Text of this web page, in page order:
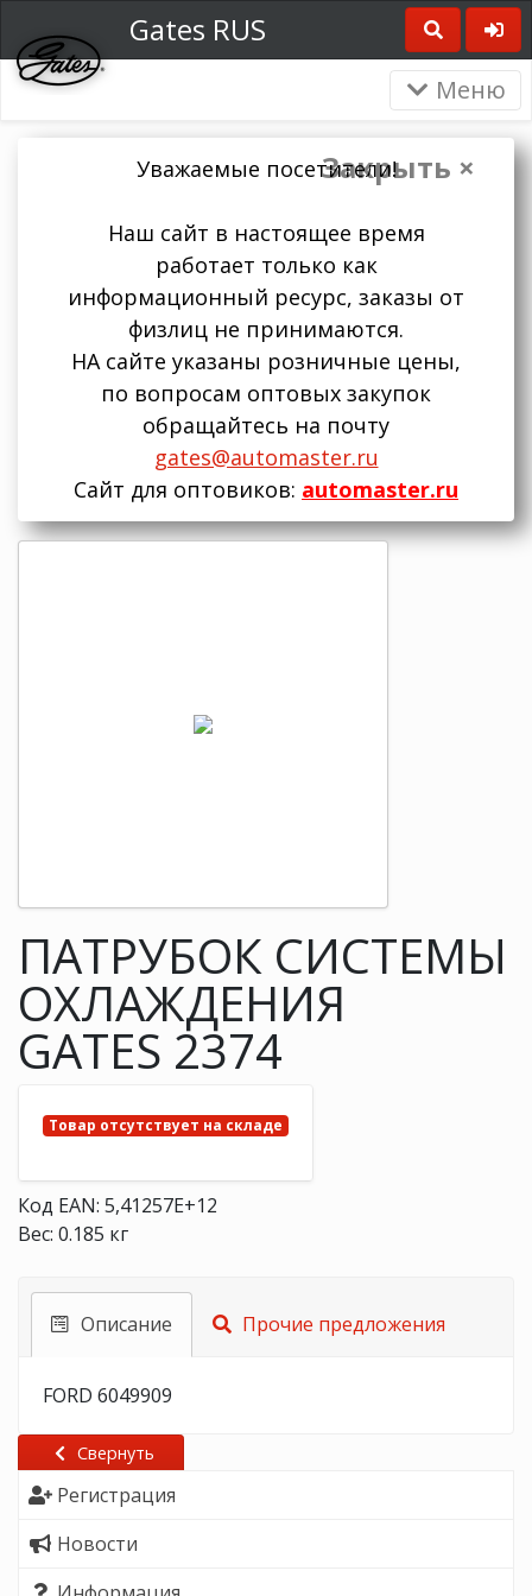
Gates RUS
Меню
Закрыть ×
Уважаемые посетители!
Наш сайт в настоящее время
работает только как
информационный ресурс, заказы от
физлиц не принимаются.
НА сайте указаны розничные цены,
по вопросам оптовых закупок
обращайтесь на почту
gates@automaster.ru
Сайт для оптовиков: automaster.ru
Свернуть
Регистрация
Новости
ПАТРУБОК СИСТЕМЫ
ОХЛАЖДЕНИЯ
GATES 2374
Товар отсутствует на складе
Код EAN: 5,41257E+12
Вес: 0.185 кг
Описание Прочие предложения
FORD 6049909